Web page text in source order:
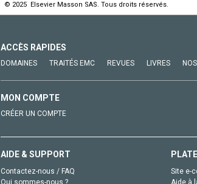
© 2025 Elsevier Masson SAS. Tous droits réservés.
ACCÈS RAPIDES
DOMAINES TRAITÉS EMC REVUES LIVRES
MON COMPTE
CRÉER UN COMPTE
AIDE & SUPPORT
Contactez-nous / FAQ
Site e-